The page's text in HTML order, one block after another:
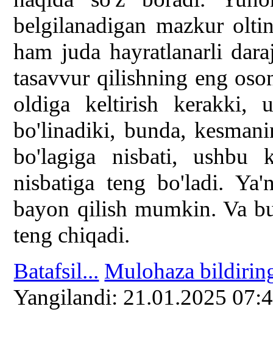
belgilanadigan mazkur
ham juda hayratlanarli
tasavvur qilishning eng
oldiga keltirish kerakki,
bo'linadiki, bunda,
bo'lagiga nisbati, ushbu
nisbatiga teng bo'ladi.
bayon qilish mumkin. Va
teng chiqadi.
Batafsil... Mulohaza
Yangilаndi: 21.01.2025